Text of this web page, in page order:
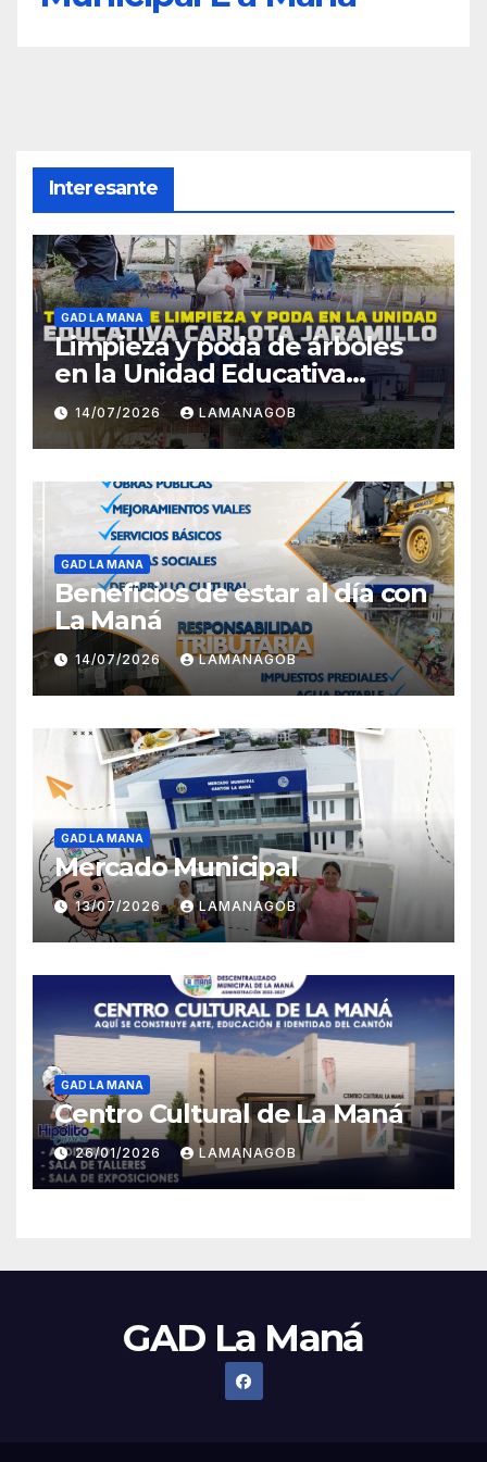
Interesante
GAD LA MANA
Limpieza y poda de árboles
en la Unidad Educativa
Carlota Jaramillo
14/07/2026 LAMANAGOB
GAD LA MANA
Beneficios de estar al día con
La Maná
14/07/2026 LAMANAGOB
GAD LA MANA
Mercado Municipal
13/07/2026 LAMANAGOB
GAD LA MANA
Centro Cultural de La Maná
26/01/2026 LAMANAGOB
GAD La Maná